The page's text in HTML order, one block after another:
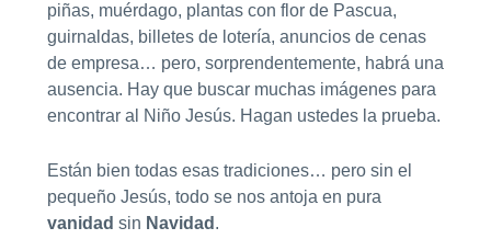
piñas, muérdago, plantas con flor de Pascua,
guirnaldas, billetes de lotería, anuncios de cenas
de empresa… pero, sorprendentemente, habrá una
ausencia. Hay que buscar muchas imágenes para
encontrar al Niño Jesús. Hagan ustedes la prueba.
Están bien todas esas tradiciones… pero sin el
pequeño Jesús, todo se nos antoja en pura
vanidad sin Navidad .